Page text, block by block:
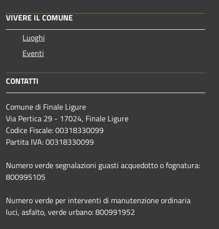
VIVERE IL COMUNE
Luoghi
Eventi
CONTATTI
Comune di Finale Ligure
Via Pertica 29 - 17024, Finale Ligure
Codice Fiscale: 00318330099
Partita IVA: 00318330099
Numero verde segnalazioni guasti acquedotto o fognatura:
800995105
Numero verde per interventi di manutenzione ordinaria
luci, asfalto, verde urbano: 800991952